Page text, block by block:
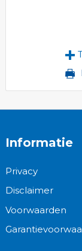
Informatie
Privacy
Disclaimer
Voorwaarden